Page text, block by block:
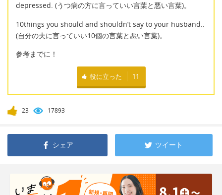
depressed. (うつ病の方に言っていい言葉と悪い言葉)。
10things you should and shouldn’t say to your husband..
(自分の夫に言っていい10個の言葉と悪い言葉)。
参考までに！
役に立った 11
23 17893
シェア ツイート